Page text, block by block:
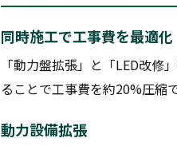
同時施工で工事費を最適化
「動力盤拡張」と「LED改修
ることで工事費を約20%圧縮
動力設備拡張